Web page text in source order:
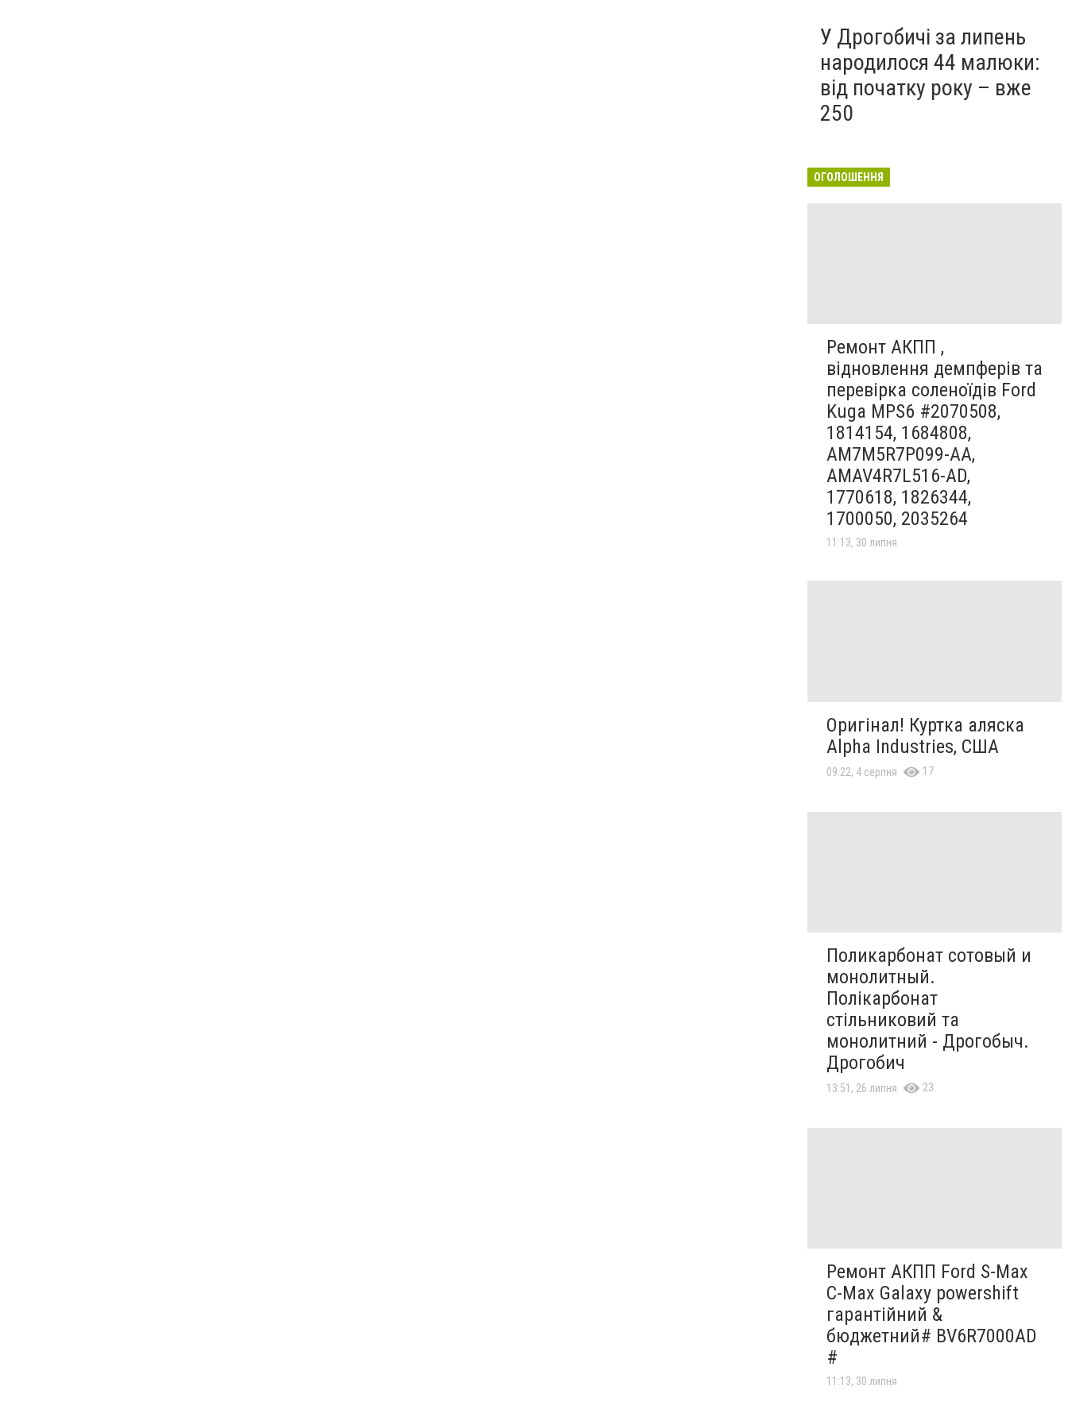
У Дрогобичі за липень
народилося 44 малюки:
від початку року – вже
250
ОГОЛОШЕННЯ
Ремонт АКПП ,
відновлення демпферів та
перевірка соленоїдів Ford
Kuga MPS6 #2070508,
1814154, 1684808,
AM7M5R7P099-AA,
AMAV4R7L516-AD,
1770618, 1826344,
1700050, 2035264
11:13, 30 липня
Оригінал! Куртка аляска
Alpha Industries, США
09:22, 4 серпня 17
Поликарбонат сотовый и
монолитный.
Полікарбонат
стільниковий та
монолитний - Дрогобыч.
Дрогобич
13:51, 26 липня 23
Ремонт АКПП Ford S-Max
C-Max Galaxy powershift
гарантійний &
бюджетний# BV6R7000AD
#
11:13, 30 липня